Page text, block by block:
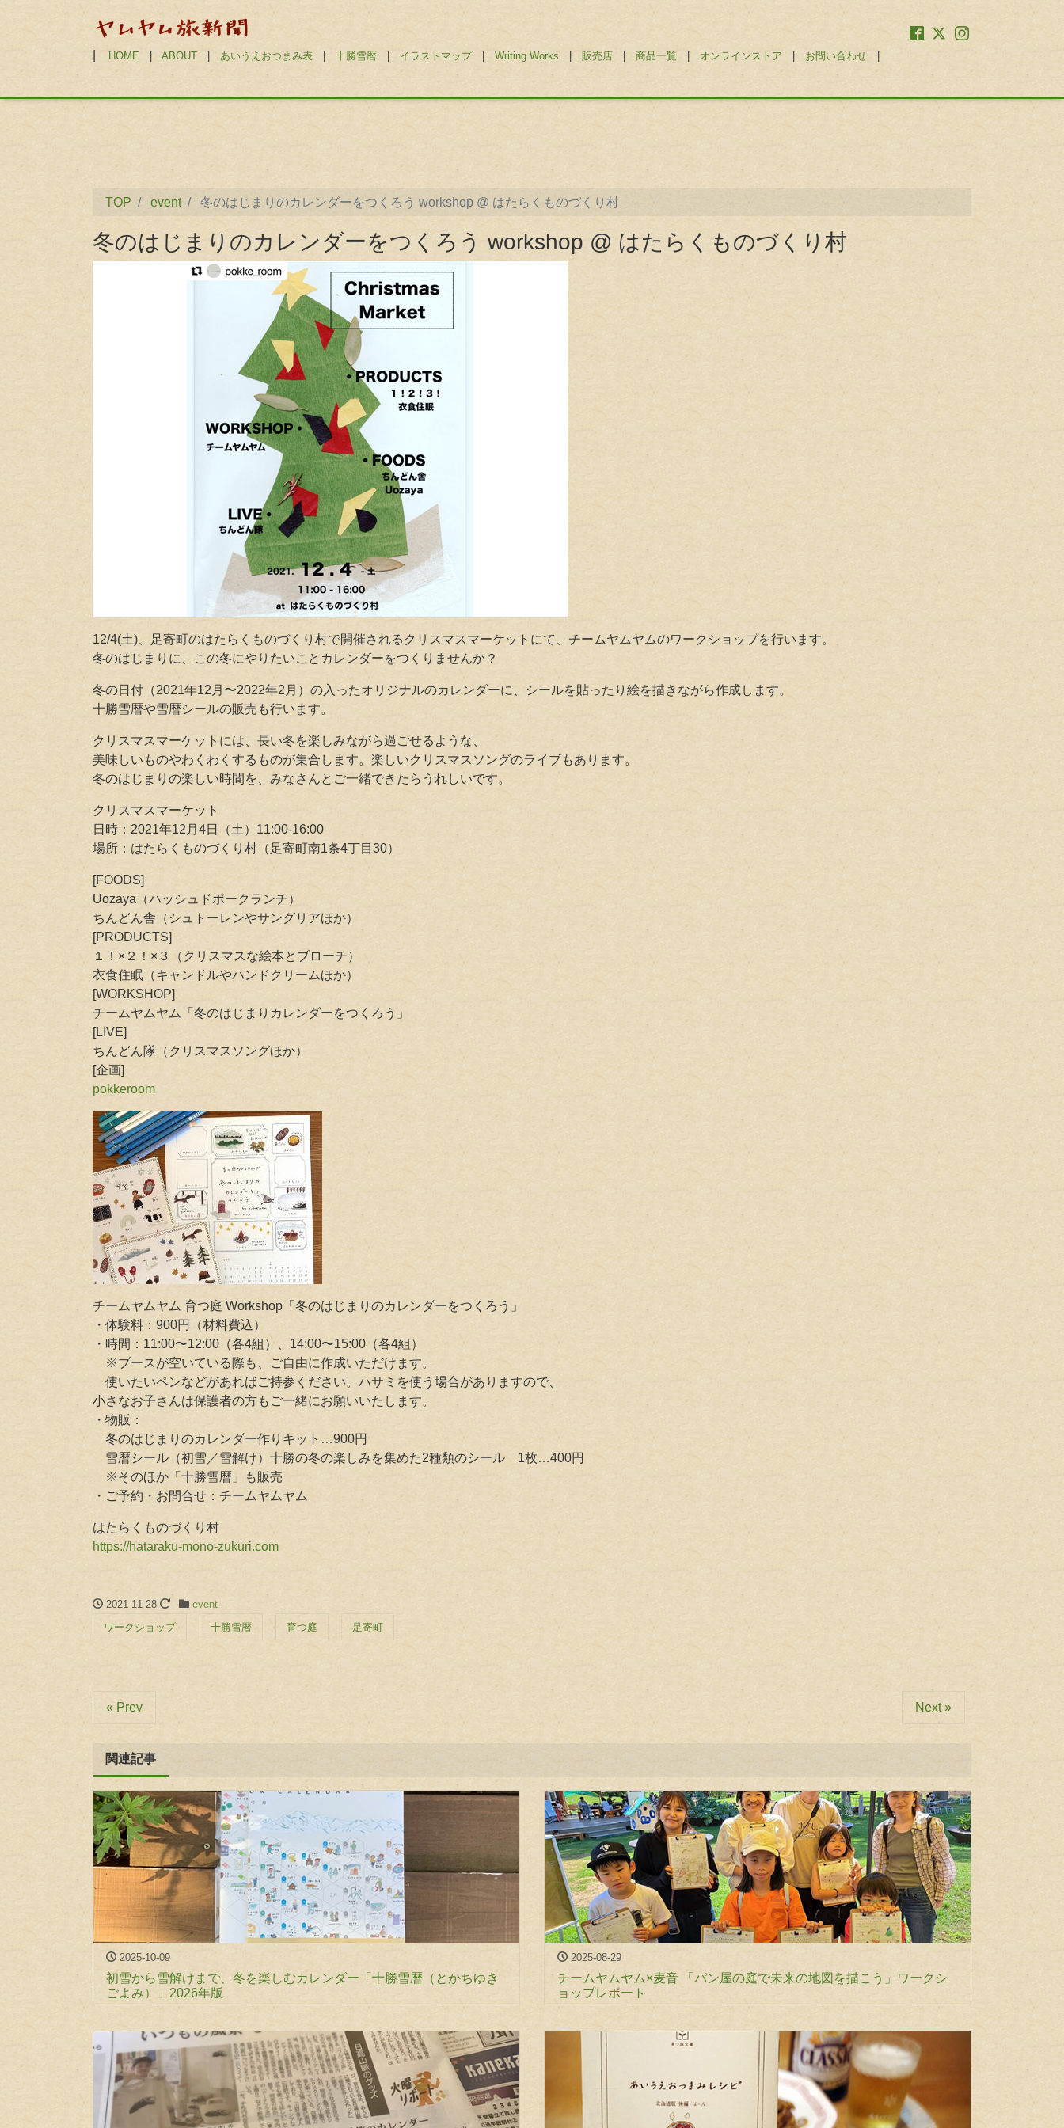
HOME ABOUT あいうえおつまみ表 十勝雪暦 イラストマップ| Writing Works 販売店 商品一覧 オンラインストア お問い合わせ
TOP event 冬のはじまりのカレンダーをつくろう workshop @ はたらくものづくり村
冬のはじまりのカレンダーをつくろう workshop @ はたらくものづくり村
12/4(土)、足寄町のはたらくものづくり村で開催されるクリスマスマーケットにて、チームヤムヤムのワークショップを行います。
冬のはじまりに、この冬にやりたいことカレンダーをつくりませんか？
冬の日付（2021年12月〜2022年2月）の入ったオリジナルのカレンダーに、シールを貼ったり絵を描きながら作成します。
十勝雪暦や雪暦シールの販売も行います。
クリスマスマーケットには、長い冬を楽しみながら過ごせるような、
美味しいものやわくわくするものが集合します。楽しいクリスマスソングのライブもあります。
冬のはじまりの楽しい時間を、みなさんとご一緒できたらうれしいです。
クリスマスマーケット
日時：2021年12月4日（土）11:00-16:00
場所：はたらくものづくり村（足寄町南1条4丁目30）
[FOODS]
Uozaya（ハッシュドポークランチ）
ちんどん舎（シュトーレンやサングリアほか）
[PRODUCTS]
１！×２！×３（クリスマスな絵本とブローチ）
衣食住眠（キャンドルやハンドクリームほか）
[WORKSHOP]
チームヤムヤム「冬のはじまりカレンダーをつくろう」
[LIVE]
ちんどん隊（クリスマスソングほか）
[企画]
pokkeroom
チームヤムヤム 育つ庭 Workshop「冬のはじまりのカレンダーをつくろう」
・体験料：900円（材料費込）
・時間：11:00〜12:00（各4組）、14:00〜15:00（各4組）
※ブースが空いている際も、ご自由に作成いただけます。
使いたいペンなどがあればご持参ください。ハサミを使う場合がありますので、
小さなお子さんは保護者の方もご一緒にお願いいたします。
・物販：
冬のはじまりのカレンダー作りキット…900円
雪暦シール（初雪／雪解け）十勝の冬の楽しみを集めた2種類のシール 1枚…400円
※そのほか「十勝雪暦」も販売
・ご予約・お問合せ：チームヤムヤム
はたらくものづくり村
https://hataraku-mono-zukuri.com
2021-11-28
event
ワークショップ
十勝雪暦 育つ庭 足寄町
« Prev Next »
関連記事
2025-10-09
初雪から雪解けまで、冬を楽しむカレンダー「十勝雪暦（とかちゆき
ごよみ）」2026年版
2025-08-29
チームヤムヤム×麦音 「パン屋の庭で未来の地図を描こう」ワークシ
ョップレポート